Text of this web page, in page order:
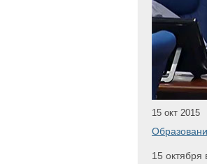
15 окт 2015
15